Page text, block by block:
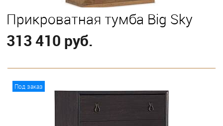
Прикроватная тумба Big Sky
313 410 руб.
Под заказ